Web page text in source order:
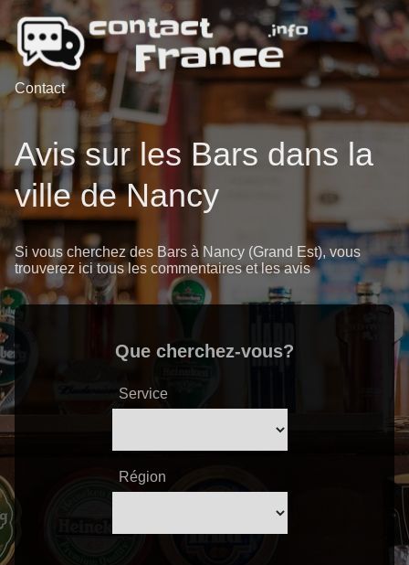
Contact
Avis sur les Bars dans la
ville de Nancy
Si vous cherchez des Bars à Nancy (Grand Est), vous
trouverez ici tous les commentaires et les avis
Que cherchez-vous?
Service
Région